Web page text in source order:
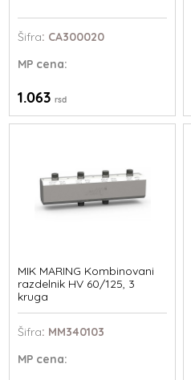
Šifra: CA300020
MP cena:
1.063rsd
MIK MARING Kombinovani
razdelnik HV 60/125, 3
kruga
Šifra: MM340103
MP cena: